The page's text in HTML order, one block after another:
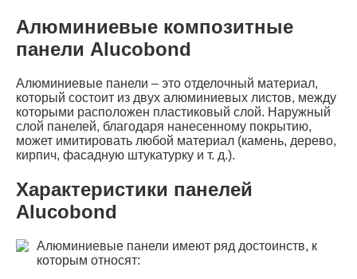
Алюминиевые композитные
панели Alucobond
Алюминиевые панели – это отделочный материал,
который состоит из двух алюминиевых листов, между
которыми расположен пластиковый слой. Наружный
слой панелей, благодаря нанесенному покрытию,
может имитировать любой материал (камень, дерево,
кирпич, фасадную штукатурку и т. д.).
Характеристики панелей
Alucobond
Алюминиевые панели имеют ряд достоинств, к
которым относят: